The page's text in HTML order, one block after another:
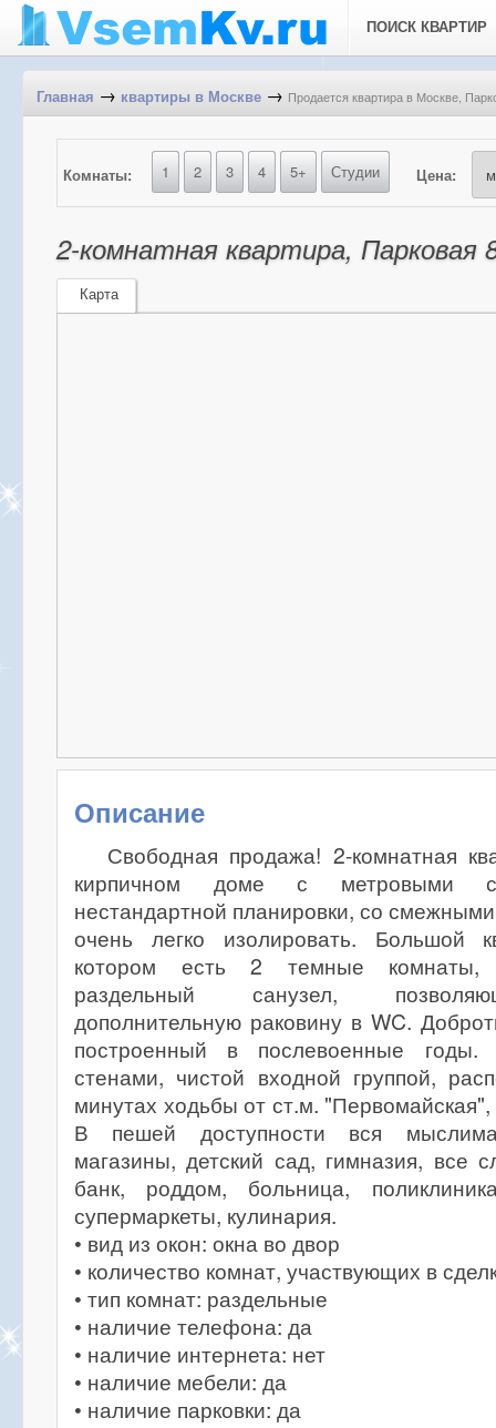
ПОИСК КВАРТИР
Главная → квартиры в Москве → Продается квартира в Москве,
Комнаты: 1 2 3 4 5+ Студии Цена:
2-комнатная квартира, Парковая
Карта
Описание
Свободная продажа! 2-комнатная
кирпичном доме с метровыми
нестандартной планировки, со
очень легко изолировать. Большой
котором есть 2 темные комнаты,
раздельный санузел,
дополнительную раковину в WC.
построенный в послевоенные
стенами, чистой входной группой,
минутах ходьбы от ст.м.
В пешей доступности вся
магазины, детский сад, гимназия, все
банк, роддом, больница,
супермаркеты, кулинария.
• вид из окон: окна во двор
• количество комнат, участвующих в
• тип комнат: раздельные
• наличие телефона: да
• наличие интернета: нет
• наличие мебели: да
• наличие парковки: да